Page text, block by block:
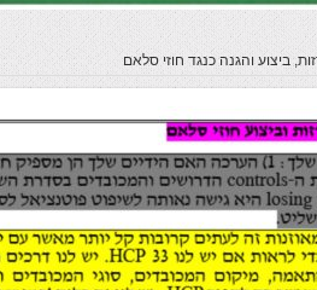
ביצוע והגנה כנגד חוזי סלאם